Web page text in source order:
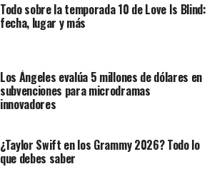
Todo sobre la temporada 10 de Love Is Blind:
fecha, lugar y más
Los Ángeles evalúa 5 millones de dólares en
subvenciones para microdramas
innovadores
¿Taylor Swift en los Grammy 2026? Todo lo
que debes saber